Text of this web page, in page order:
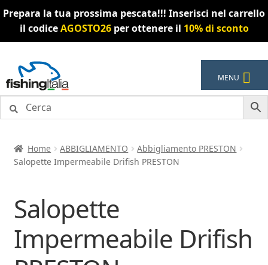
Prepara la tua prossima pescata!!! Inserisci nel carrello
il codiceAGOSTO26per ottenere il 10% di sconto
alla
navigazione
al
contenuto
MENU
Home ABBIGLIAMENTO
Abbigliamento PRESTON
Salopette Impermeabile Drifish PRESTON
Salopette
Impermeabile Drifish